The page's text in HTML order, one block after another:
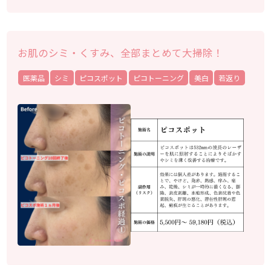
お肌のシミ・くすみ、全部まとめて大掃除！
医薬品 シミ ピコスポット ピコトーニング 美白 若返り